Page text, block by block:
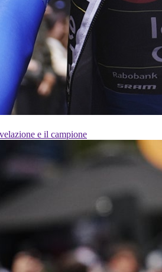
e il campione